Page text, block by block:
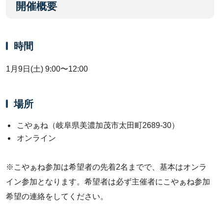
開催概要
時間
1月9日(土) 9:00〜12:00
場所
こやぁね（岐阜県美濃加茂市太田町2689-30）
オンライン
※こやぁね参加は希望者の先着2名までで、基本はオンラ
イン参加となります。希望者は必ず主催者にこやぁね参加
希望の連絡をしてください。